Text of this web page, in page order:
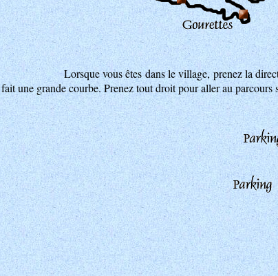
Lorsque vous êtes dans le village, prenez la
fait une grande courbe. Prenez tout droit pour aller au